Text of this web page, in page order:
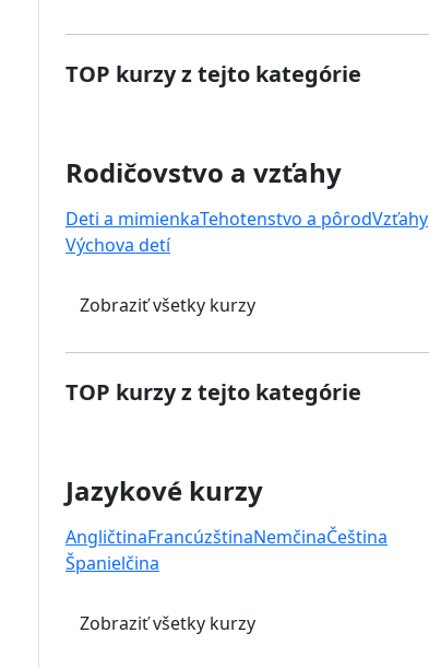
TOP kurzy z tejto kategórie
Rodičovstvo a vzťahy
Deti a mimienkaTehotenstvo a pôrodVzťahy
Výchova detí
Zobraziť všetky kurzy
TOP kurzy z tejto kategórie
Jazykové kurzy
AngličtinaFrancúzštinaNemčinaČeština
Španielčina
Zobraziť všetky kurzy